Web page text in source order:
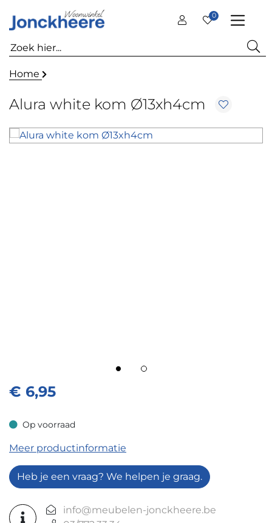
0
Home
Alura white kom Ø13xh4cm
€ 6,95
Op voorraad
Op voorraad
Meer productinformatie
Heb je een vraag? We helpen je graag.
info@meubelen-jonckheere.be